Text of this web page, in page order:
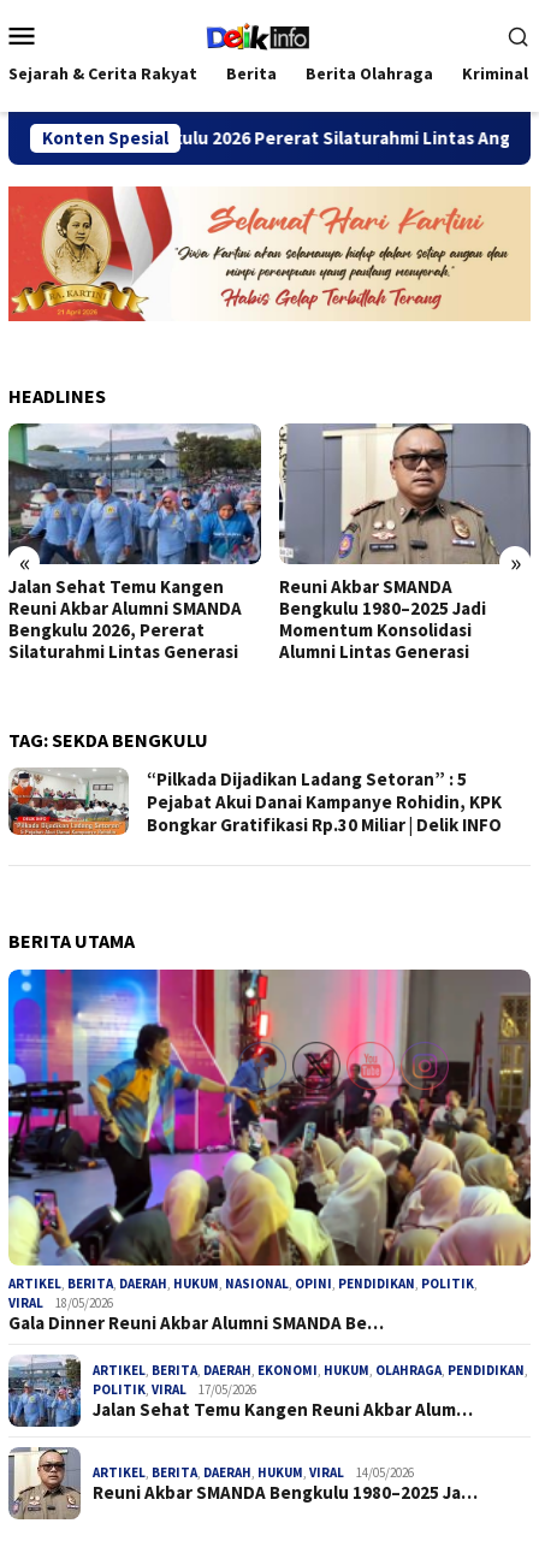
ke
kontenMobile
Sejarah & Cerita Rakyat Berita Berita Olahraga Kriminal
Konten Spesial
Bengkulu 2026 Pererat Silaturahmi Lintas Angkatan
HEADLINES
« »
Jalan Sehat Temu Kangen
Reuni Akbar Alumni SMANDA
Bengkulu 2026, Pererat
Silaturahmi Lintas Generasi
Reuni Akbar SMANDA
Bengkulu 1980–2025 Jadi
Momentum Konsolidasi
Alumni Lintas Generasi
TAG:SEKDA BENGKULU
“Pilkada Dijadikan Ladang Setoran” : 5
Pejabat Akui Danai Kampanye Rohidin, KPK
Bongkar Gratifikasi Rp.30 Miliar | Delik INFO
BERITA UTAMA
ARTIKEL, BERITA, DAERAH, HUKUM, NASIONAL, OPINI, PENDIDIKAN, POLITIK,
VIRAL
18/05/2026
Gala Dinner Reuni Akbar Alumni SMANDA Be…
ARTIKEL, BERITA, DAERAH, EKONOMI, HUKUM, OLAHRAGA, PENDIDIKAN,
POLITIK, VIRAL 17/05/2026
Jalan Sehat Temu Kangen Reuni Akbar Alum…
ARTIKEL, BERITA, DAERAH, HUKUM, VIRAL 14/05/2026
Reuni Akbar SMANDA Bengkulu 1980–2025 Ja…